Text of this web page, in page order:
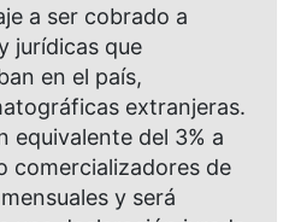
a ser cobrado a
jurídicas que
en el país,
extranjeras.
equivalente del 3% a
comercializadores de
y será